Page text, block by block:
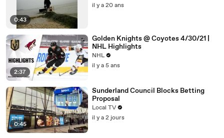
0:43
il y a 20 ans
2:37
Golden Knights @ Coyotes 4/30/21 |
NHL Highlights
NHL
il y a 5 ans
0:45
Sunderland Council Blocks Betting
Proposal
Local TV
il y a 2 jours